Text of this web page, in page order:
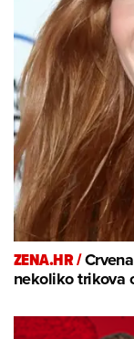
ZENA.HR /
nekoliko trikova